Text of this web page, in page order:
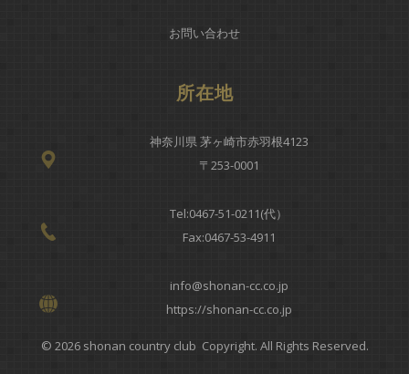
お問い合わせ
所在地
神奈川県 茅ヶ崎市赤羽根4123
〒253-0001
Tel:0467-51-0211(代）
Fax:0467-53-4911
info@shonan-cc.co.jp
https://shonan-cc.co.jp
© 2026 shonan country club Copyright. All Rights Reserved.